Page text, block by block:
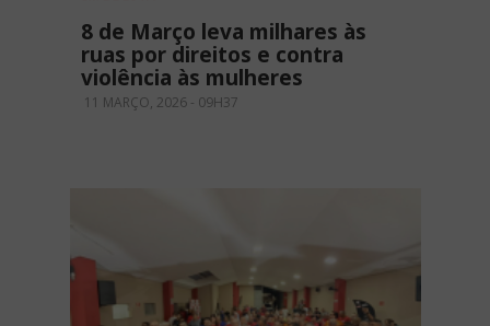
8 de Março leva milhares às
ruas por direitos e contra
violência às mulheres
11 MARÇO, 2026 - 09H37